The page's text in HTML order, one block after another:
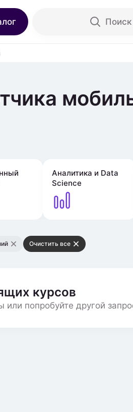
Аналитика и Data
Science
Очистить все
курсов
или попробуйте другой